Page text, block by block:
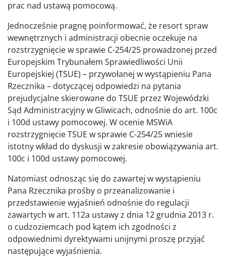
prac nad ustawą pomocową.
Jednocześnie pragnę poinformować, że resort spraw
wewnętrznych i administracji obecnie oczekuje na
rozstrzygnięcie w sprawie C-254/25 prowadzonej przed
Europejskim Trybunałem Sprawiedliwości Unii
Europejskiej (TSUE) – przywołanej w wystąpieniu Pana
Rzecznika – dotyczącej odpowiedzi na pytania
prejudycjalne skierowane do TSUE przez Wojewódzki
Sąd Administracyjny w Gliwicach, odnośnie do art. 100c
i 100d ustawy pomocowej. W ocenie MSWiA
rozstrzygnięcie TSUE w sprawie C-254/25 wniesie
istotny wkład do dyskusji w zakresie obowiązywania art.
100c i 100d ustawy pomocowej.
Natomiast odnosząc się do zawartej w wystąpieniu
Pana Rzecznika prośby o przeanalizowanie i
przedstawienie wyjaśnień odnośnie do regulacji
zawartych w art. 112a ustawy z dnia 12 grudnia 2013 r.
o cudzoziemcach pod kątem ich zgodności z
odpowiednimi dyrektywami unijnymi proszę przyjąć
następujące wyjaśnienia.